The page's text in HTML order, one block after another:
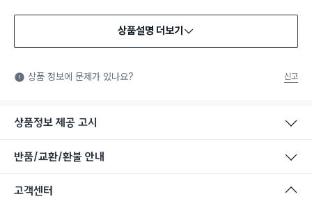
식품용 기구: 식품위생법에서 정한 규격에 따라 제조되어 식품 또
는 식품첨가물에 사용할 수 있는 식품용기구라는 표시입니다.
상품설명 더보기
상품 정보에 문제가 있나요? 신고
상품정보 제공 고시
반품/교환/환불 안내
고객센터